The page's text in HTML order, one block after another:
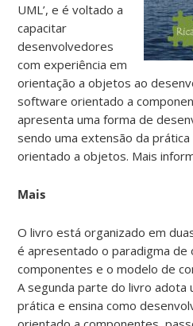
UML’, e é voltado a
capacitar
desenvolvedores
com experiência em
orientação a objetos ao
software orientado a
apresenta uma forma de
sendo uma extensão da
orientado a objetos. Mais
Mais
O livro está organizado em
é apresentado o paradigma de
componentes e o modelo de
A segunda parte do livro adota
prática e ensina como